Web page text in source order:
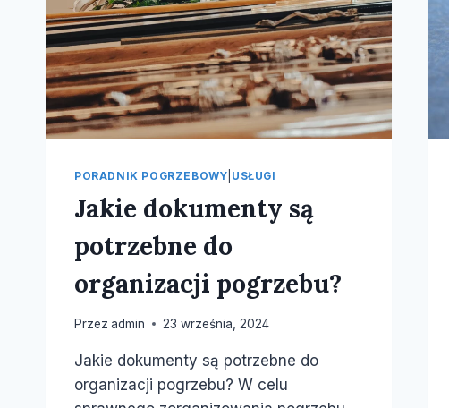
PORADNIK POGRZEBOWY USŁUGI
Jakie dokumenty są
potrzebne do
organizacji pogrzebu?
Przez admin 23 września, 2024
Jakie dokumenty są potrzebne do
organizacji pogrzebu? W celu